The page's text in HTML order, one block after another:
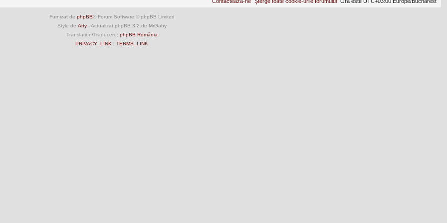
Furnizat de phpBB® Forum Software © phpBB Limited
Style de Arty- Actualizat phpBB 3.2 de MrGaby
Translation/Traducere: phpBB România
PRIVACY_LINK | TERMS_LINK